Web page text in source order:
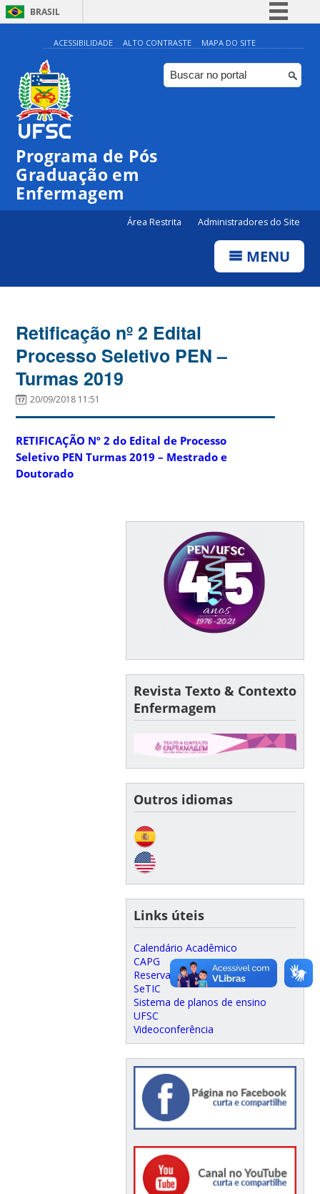
BRASIL
Simplifique!
Comunica BR
Participe
ACESSIBILIDADE ALTO CONTRASTE MAPA DO SITE
Programa de Pós
Graduação em
Enfermagem
Área Restrita Administradores do Site
MENU
Retificação nº 2 Edital
Processo Seletivo PEN –
Turmas 2019
20/09/2018 11:51
RETIFICAÇÃO Nº 2 do Edital de Processo
Seletivo PEN Turmas 2019 – Mestrado e
Doutorado
Revista Texto & Contexto
Enfermagem
Outros idiomas
Links úteis
Calendário Acadêmico
CAPG
Reserva de espaço físico
SeTIC
Sistema de planos de ensino
UFSC
Videoconferência